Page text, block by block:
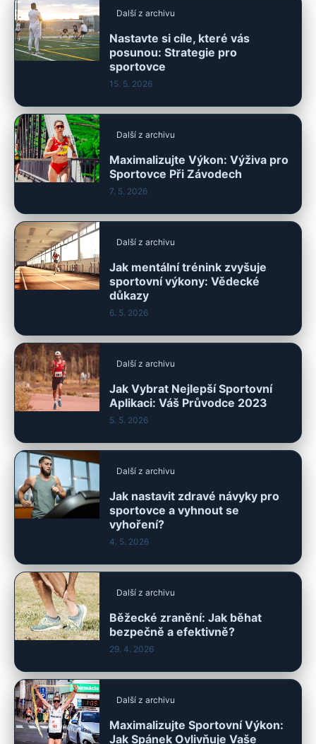
Další z archivu
Nastavte si cíle, které vás
posunou: Strategie pro
sportovce
15. 5. 2026
Další z archivu
Maximalizujte Výkon: Výživa pro
Sportovce Při Závodech
7. 5. 2026
Další z archivu
Jak mentální trénink zvyšuje
sportovní výkony: Vědecké
důkazy
6. 5. 2026
Další z archivu
Jak Vybrat Nejlepší Sportovní
Aplikaci: Váš Průvodce 2023
5. 5. 2026
Další z archivu
Jak nastavit zdravé návyky pro
sportovce a vyhnout se
vyhoření?
4. 5. 2026
Další z archivu
Běžecké zranění: Jak běhat
bezpečně a efektivně?
29. 4. 2026
Další z archivu
Maximalizujte Sportovní Výkon:
Jak Spánek Ovlivňuje Vaše